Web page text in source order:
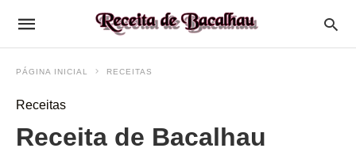
PÁGINA INICIAL RECEITAS
Receitas
Receita de Bacalhau